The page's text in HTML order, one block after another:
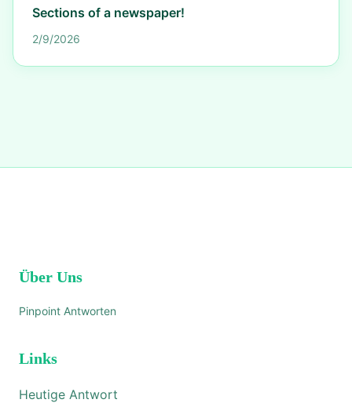
Sections of a newspaper!
2/9/2026
Über Uns
Pinpoint Antworten
Links
Heutige Antwort